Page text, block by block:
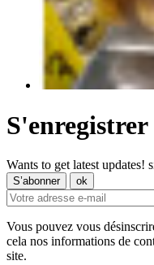
Wants to get latest updates!
Vous pouvez vous
cela nos informations de
site.